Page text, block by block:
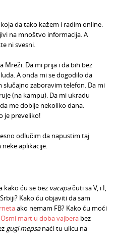
da tako kažem i radim online.
na mnoštvo informacija. A
ni svesni.
Mreži. Da mi prija i da bih bez
A onda mi se dogodilo da
slučajno zaboravim telefon. Da mi
(na kampu). Da mi ukradu
me dobije nekoliko dana.
je preveliko!
odlučim da napustim taj
aplikacije.
kako ću se bez vacapačuti sa V, i I,
Kako ću objaviti da sam
ako nemam FB? Kako ću moći
Osmi mart u doba vajbera bez
gugl mepsanaći tu ulicu na